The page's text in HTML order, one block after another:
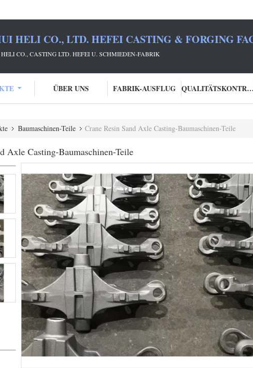
HELI CO., LTD. HEFEI CASTING & FORGING
CO., CASTING LTD. HEFEI U. SCHMIEDEN-FABRIK
ÜBER UNS FABRIK-AUSFLUG QUALITÄTSKONTROLLE
Baumaschinen-Teile Crane Resin Sand Axle Casting-Baumaschinen-Teile
Axle Casting-Baumaschinen-Teile